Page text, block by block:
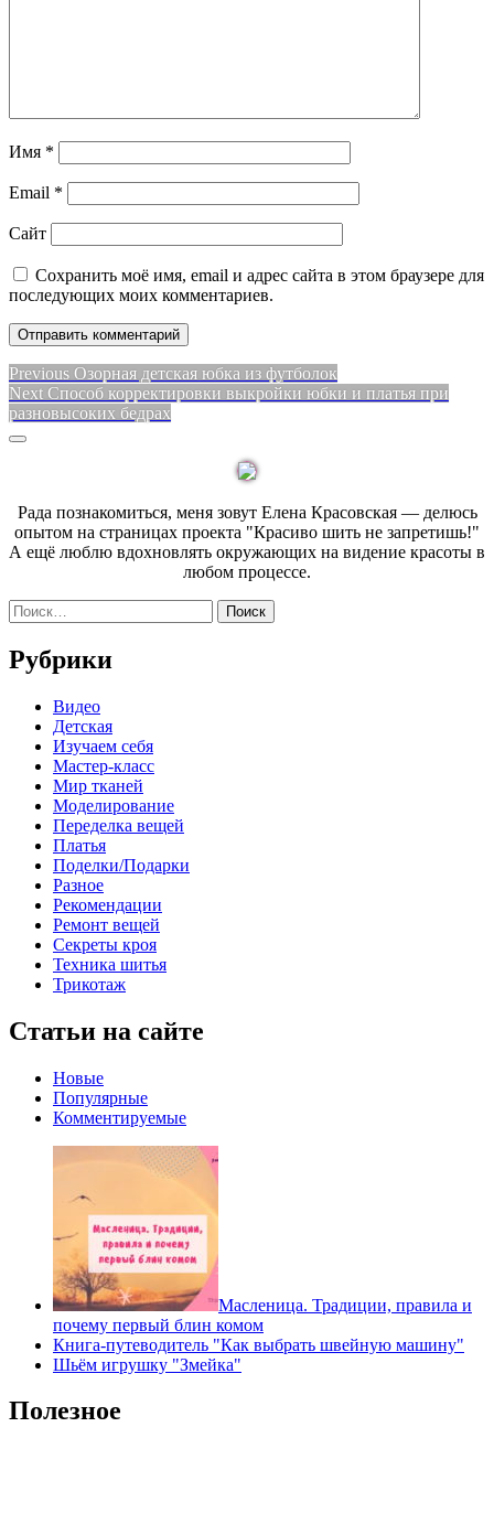
Имя *
Email *
Сайт
Сохранить моё имя, email и адрес сайта в этом браузере для
последующих моих комментариев.
Навигация
по
записям
Previous Previous
post:
Озорная детская юбка из футболок
Next Next
post:
Способ корректировки выкройки юбки и платья при
разновысоких бедрах
Sidebar
Рада познакомиться, меня зовут Елена Красовская — делюсь
опытом на страницах проекта "Красиво шить не запретишь!"
А ещё люблю вдохновлять окружающих на видение красоты в
любом процессе.
Найти:
Рубрики
Видео
Детская
Изучаем себя
Мастер-класс
Мир тканей
Моделирование
Переделка вещей
Платья
Поделки/Подарки
Разное
Рекомендации
Ремонт вещей
Секреты кроя
Техника шитья
Трикотаж
Статьи на сайте
Новые
Популярные
Комментируемые
Масленица. Традиции, правила и
почему первый блин комом
Книга-путеводитель "Как выбрать швейную машину"
Шьём игрушку "Змейка"
Полезное